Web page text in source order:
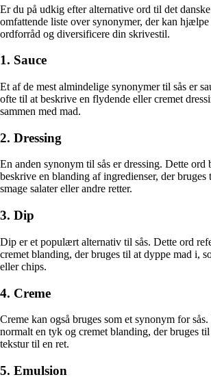
Er du på udkig efter alternative ord til det
omfattende liste over synonymer, der kan
ordforråd og diversificere din skrivestil.
1. Sauce
Et af de mest almindelige synonymer til sås er
ofte til at beskrive en flydende eller cremet
sammen med mad.
2. Dressing
En anden synonym til sås er dressing. Dette ord
beskrive en blanding af ingredienser, der
smage salater eller andre retter.
3. Dip
Dip er et populært alternativ til sås. Dette ord
cremet blanding, der bruges til at dyppe mad i,
eller chips.
4. Creme
Creme kan også bruges som et synonym for
normalt en tyk og cremet blanding, der bruges
tekstur til en ret.
5. Emulsion